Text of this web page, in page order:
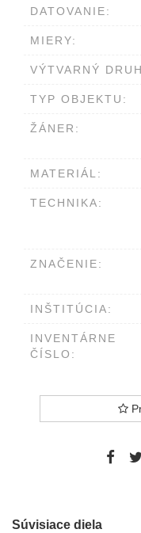
DATOVANIE:
MIERY:
VÝTVARNÝ
TYP OBJEKTU:
ŽÁNER:
MATERIÁL:
TECHNIKA:
ZNAČENIE:
INŠTITÚCIA:
INVENTÁRNE
ČÍSLO:
Súvisiace diela